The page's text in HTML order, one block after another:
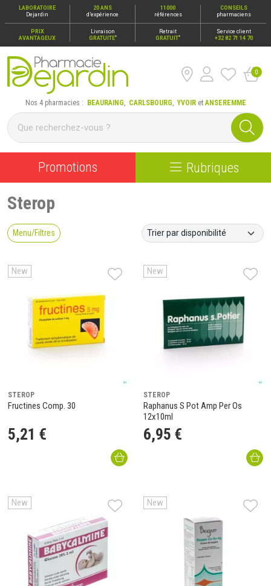
LABORATOIRE
Dejardin
20 ANS
d’expérience
11000
références
CONSEILS
pharmaciens
PRIX
AVANTAGEUX
Livraison
GRATUITE*
Retrait
GRATUIT*
Service client
+32 82 71 14 70
Pharmacie Dejardin Nos 4 pharmacies : Beauraing,
0
Nos 4 pharmacies : BEAURAING, CARLSBOURG,YVOIRetANSEREMME
Promotions Rubriques
Sterop
Menu/Filtres
New
STEROP
Fructines Comp. 30
5,21 €
New
STEROP
Raphanus S Pot Amp Per Os
12x10ml
6,95 €
New New